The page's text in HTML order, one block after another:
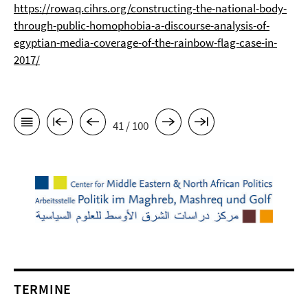
https://rowaq.cihrs.org/constructing-the-national-body-
through-public-homophobia-a-discourse-analysis-of-
egyptian-media-coverage-of-the-rainbow-flag-case-in-
2017/
41 / 100
TERMINE